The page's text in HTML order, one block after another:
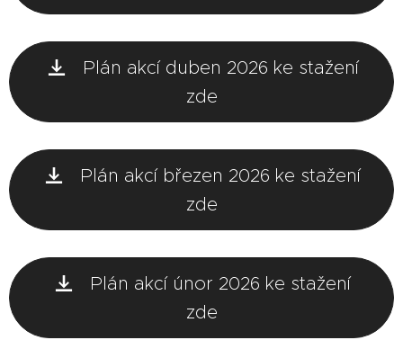
Plán akcí duben 2026 ke stažení
zde
Plán akcí březen 2026 ke stažení
zde
Plán akcí únor 2026 ke stažení
zde